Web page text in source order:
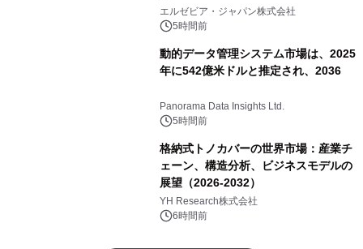
エルゼビア・ジャパン株式会社
5時間前
動的データ管理システム市場は、2025
年に542億米ドルと推定され、2036
Panorama Data Insights Ltd.
5時間前
格納式トノカバーの世界市場：産業チ
ェーン、構造分析、ビジネスモデルの
展望（2026-2032）
YH Research株式会社
6時間前